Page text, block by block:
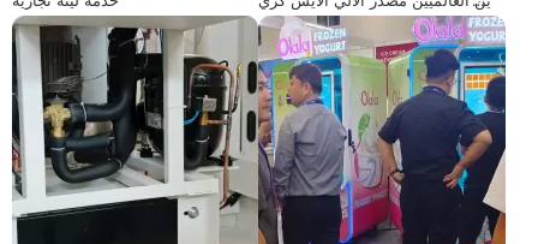
م آلات من الصين